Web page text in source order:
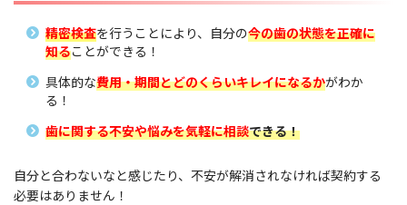
精密検査を行うことにより、自分の今の歯の状態を正確に
知ることができる！
具体的な費用・期間とどのくらいキレイになるかがわか
る！
歯に関する不安や悩みを気軽に相談できる！
自分と合わないなと感じたり、不安が解消されなければ契約する
必要はありません！